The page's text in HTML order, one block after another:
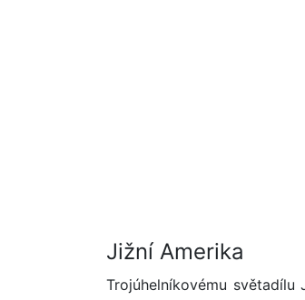
Jižní Amerika
Trojúhelníkovému